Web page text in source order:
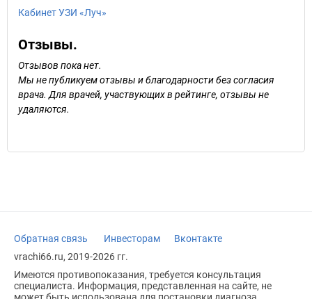
Кабинет УЗИ «Луч»
Отзывы.
Отзывов пока нет.
Мы не публикуем отзывы и благодарности без согласия
врача. Для врачей, участвующих в рейтинге, отзывы не
удаляются.
Обратная связь Инвесторам
Вконтакте
vrachi66.ru, 2019-2026 гг.
Имеются противопоказания, требуется консультация
специалиста. Информация, представленная на сайте, не